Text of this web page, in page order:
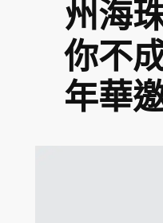
州海
你不
年華